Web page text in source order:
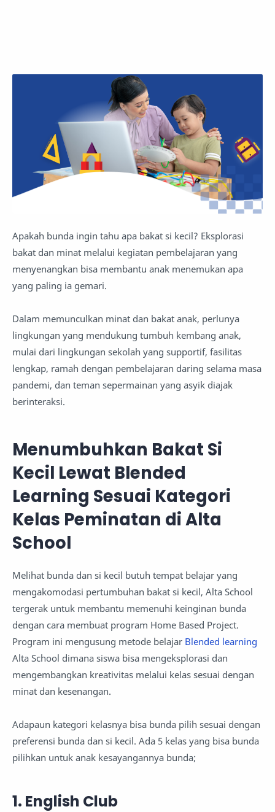
Apakah bunda ingin tahu apa bakat si kecil? Eksplorasi
bakat dan minat melalui kegiatan pembelajaran yang
menyenangkan bisa membantu anak menemukan apa
yang paling ia gemari.
Dalam memunculkan minat dan bakat anak, perlunya
lingkungan yang mendukung tumbuh kembang anak,
mulai dari lingkungan sekolah yang supportif, fasilitas
lengkap, ramah dengan pembelajaran daring selama masa
pandemi, dan teman sepermainan yang asyik diajak
berinteraksi.
Menumbuhkan Bakat Si
Kecil Lewat Blended
Learning Sesuai Kategori
Kelas Peminatan di Alta
School
Melihat bunda dan si kecil butuh tempat belajar yang
mengakomodasi pertumbuhan bakat si kecil, Alta School
tergerak untuk membantu memenuhi keinginan bunda
dengan cara membuat program Home Based Project.
Program ini mengusung metode belajar Blended learning
Alta School dimana siswa bisa mengeksplorasi dan
mengembangkan kreativitas melalui kelas sesuai dengan
minat dan kesenangan.
Adapaun kategori kelasnya bisa bunda pilih sesuai dengan
preferensi bunda dan si kecil. Ada 5 kelas yang bisa bunda
pilihkan untuk anak kesayangannya bunda;
1. English Club